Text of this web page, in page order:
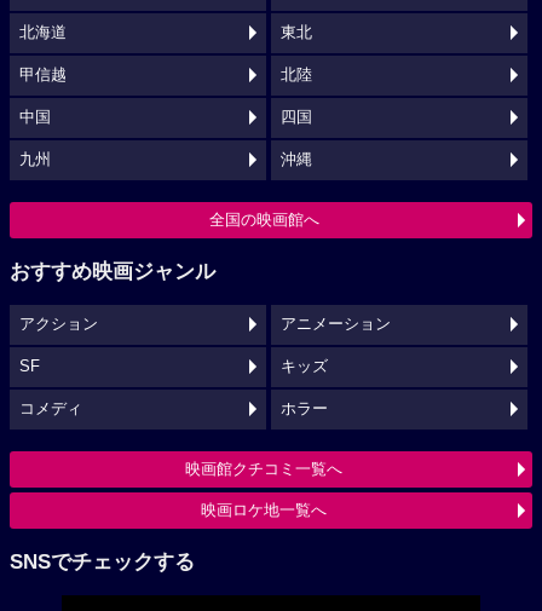
北海道 東北
甲信越 北陸
中国 四国
九州 沖縄
全国の映画館へ
おすすめ映画ジャンル
アクション アニメーション
SF キッズ
コメディ ホラー
映画館クチコミ一覧へ
映画ロケ地一覧へ
SNSでチェックする